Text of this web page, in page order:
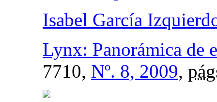
Isabel García
Lynx: Panorámica de
7710, Nº. 8, 2009,